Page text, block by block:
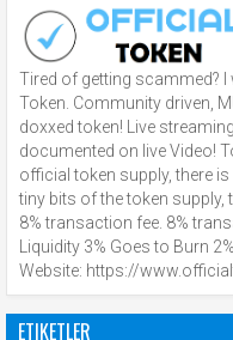
Tired of getting scammed? I
Token. Community driven,
doxxed token! Live
documented on live Video!
official token supply, there
tiny bits of the token
8% transaction fee. 8%
Liquidity 3% Goes to Burn
Website: https://
ETIKETLER